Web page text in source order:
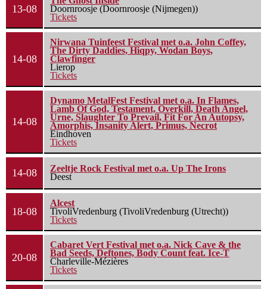
13-08
Doornroosje (Doornroosje (Nijmegen))
Tickets
14-08
Nirwana Tuinfeest Festival met o.a. John Coffey,
The Dirty Daddies, Hiqpy, Wodan Boys,
Clawfinger
Lierop
Tickets
14-08
Dynamo MetalFest Festival met o.a. In Flames,
Lamb Of God, Testament, Overkill, Death Angel,
Urne, Slaughter To Prevail, Fit For An Autopsy,
Amorphis, Insanity Alert, Primus, Necrot
Eindhoven
Tickets
14-08
Zeeltje Rock Festival met o.a. Up The Irons
Deest
18-08
Alcest
TivoliVredenburg (TivoliVredenburg (Utrecht))
Tickets
20-08
Cabaret Vert Festival met o.a. Nick Cave & the
Bad Seeds, Deftones, Body Count feat. Ice-T
Charleville-Mézières
Tickets